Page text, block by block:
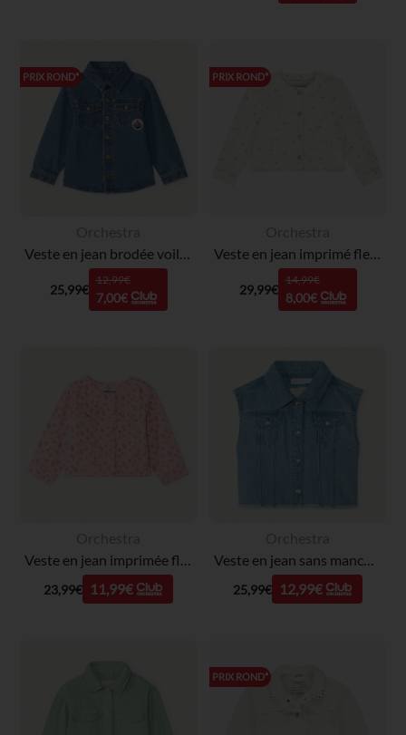
PRIX ROND*
25,99€
12,99€
7,00€
PRIX ROND*
29,99€
14,99€
8,00€
Veste en jean imprimée fleurs pour bébé fille
23,99€ 11,99€
Veste en jean sans manches à col chemise fille
25,99€ 12,99€
PRIX ROND*